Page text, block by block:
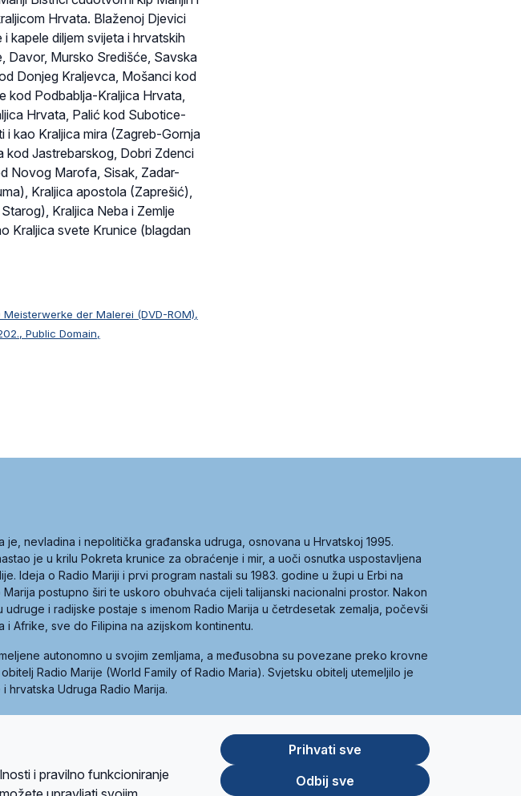
Hrvata. Blaženoj Djevici
kapele diljem svijeta i hrvatskih
Davor, Mursko Središće, Savska
Donjeg Kraljevca, Mošanci kod
kod Podbablja-Kraljica Hrvata,
Hrvata, Palić kod Subotice-
kao Kraljica mira (Zagreb-Gornja
kod Jastrebarskog, Dobri Zdenci
Novog Marofa, Sisak, Zadar-
Kraljica apostola (Zaprešić),
Kraljica Neba i Zemlje
Kraljica svete Krunice (blagdan
der Malerei (DVD-ROM),
Public Domain,
je, nevladina i nepolitička građanska udruga, osnovana u Hrvatskoj 1995.
je u krilu Pokreta krunice za obraćenje i mir, a uoči osnutka uspostavljena
Ideja o Radio Mariji i prvi program nastali su 1983. godine u župi u Erbi na
postupno širi te uskoro obuhvaća cijeli talijanski nacionalni prostor. Nakon
udruge i radijske postaje s imenom Radio Marija u četrdesetak zemalja, počevši
i Afrike, sve do Filipina na azijskom kontinentu.
autonomno u svojim zemljama, a međusobna su povezane preko krovne
Radio Marije (World Family of Radio Maria). Svjetsku obitelj utemeljilo je
hrvatska Udruga Radio Marija.
Store
i pravilno funkcioniranje
Prihvati sve
Odbij sve